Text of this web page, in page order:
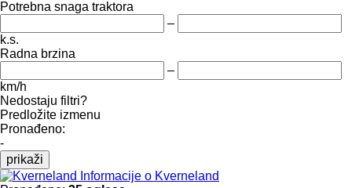
Potrebna snaga traktora
–
k.s.
Radna brzina
–
km/h
Nedostaju filtri?
Predložite izmenu
Pronađeno:
-
prikaži
Informacije o Kverneland